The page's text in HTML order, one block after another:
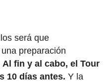
será que
preparación
Al fin y al cabo, el Tour
10 días antes. Y la